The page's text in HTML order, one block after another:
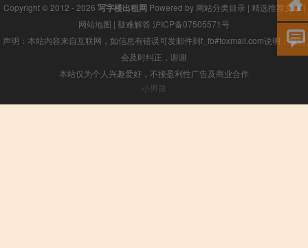
Copyright © 2012 - 2026 写字楼出租网 Powered by 网站分类目录 | 精选推荐文章|
网站地图 | 疑难解答 沪ICP备07505571号
声明：本站内容来自互联网，如信息有错误可发邮件到f_fb#foxmail.com说明，我们
会及时纠正，谢谢
本站仅为个人兴趣爱好，不接盈利性广告及商业合作
小男孩